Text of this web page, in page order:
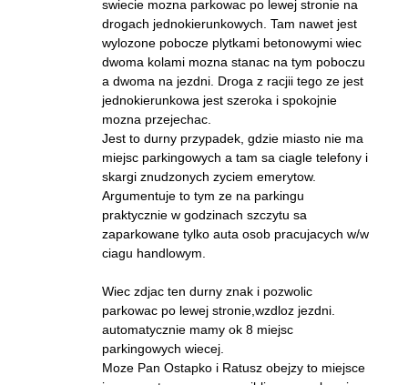
swiecie mozna parkowac po lewej stronie na
drogach jednokierunkowych. Tam nawet jest
wylozone pobocze plytkami betonowymi wiec
dwoma kolami mozna stanac na tym poboczu
a dwoma na jezdni. Droga z racjii tego ze jest
jednokierunkowa jest szeroka i spokojnie
mozna przejechac.
Jest to durny przypadek, gdzie miasto nie ma
miejsc parkingowych a tam sa ciagle telefony i
skargi znudzonych zyciem emerytow.
Argumentuje to tym ze na parkingu
praktycznie w godzinach szczytu sa
zaparkowane tylko auta osob pracujacych w/w
ciagu handlowym.
Wiec zdjac ten durny znak i pozwolic
parkowac po lewej stronie,wzdloz jezdni.
automatycznie mamy ok 8 miejsc
parkingowych wiecej.
Moze Pan Ostapko i Ratusz obejzy to miejsce